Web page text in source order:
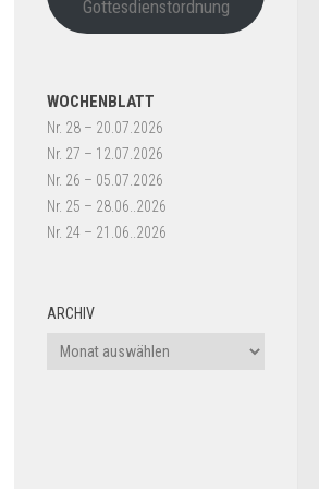
Gottesdienstordnung
WOCHENBLATT
Nr. 28 – 20.07.2026
Nr. 27 – 12.07.2026
Nr. 26 – 05.07.2026
Nr. 25 – 28.06..2026
Nr. 24 – 21.06..2026
ARCHIV
Archiv